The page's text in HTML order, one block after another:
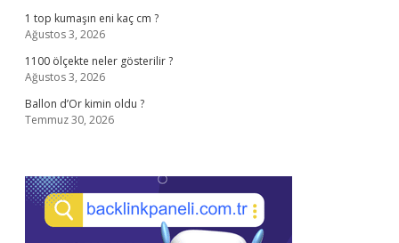
1 top kumaşın eni kaç cm ?
Ağustos 3, 2026
1100 ölçekte neler gösterilir ?
Ağustos 3, 2026
Ballon d’Or kimin oldu ?
Temmuz 30, 2026